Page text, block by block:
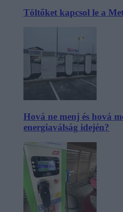
Töltőket kapcsol le a
Hová ne menj és hová
energiaválság idején?